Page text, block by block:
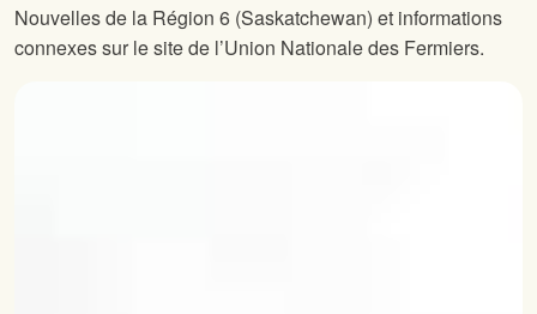
Nouvelles de la Région 6 (Saskatchewan) et informations
connexes sur le site de l’Union Nationale des Fermiers.